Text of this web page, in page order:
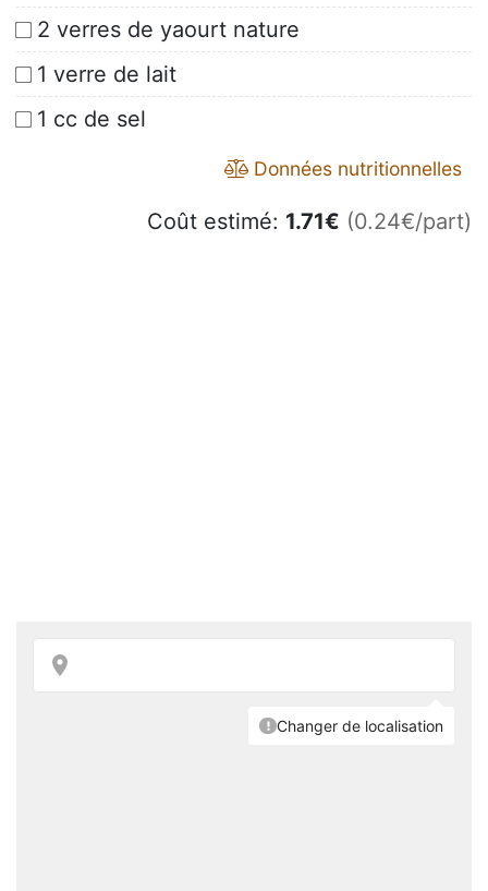
2 verres de yaourt nature
1 verre de lait
1 cc de sel
Données nutritionnelles
Coût estimé: 1.71€ (0.24€/part)